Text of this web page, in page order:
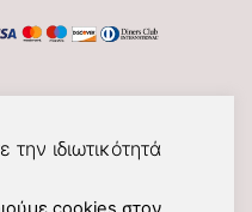
την ιδιωτικότητά